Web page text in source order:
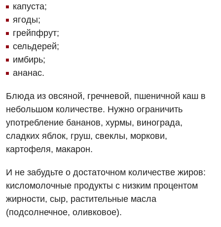
Диетология
Дневной стационар
Кардиология
Кардиохирургия
Медицинская психология
Неврология
Нейрохирургия
Онкологическое отделение
Ортопедия и травматология
Отделение интенсивной терапии
капуста;
ягоды;
грейпфрут;
сельдерей;
имбирь;
ананас.
Блюда из овсяной, гречневой, пшеничной каш в
небольшом количестве. Нужно ограничить
употребление бананов, хурмы, винограда,
сладких яблок, груш, свеклы, моркови,
картофеля, макарон.
И не забудьте о достаточном количестве жиров:
кисломолочные продукты с низким процентом
жирности, сыр, растительные масла
(подсолнечное, оливковое).